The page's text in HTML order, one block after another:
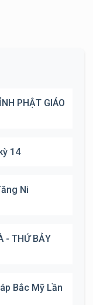
PHẬT GIÁO
14
Ni
- THỨ BẢY
Bắc Mỹ Lần